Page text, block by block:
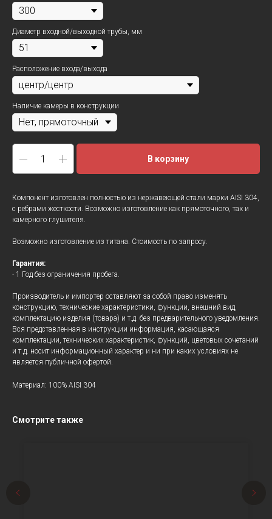
Диаметр входной/выходной трубы, мм
Расположение входа/выхода
Наличие камеры в конструкции
В корзину
Компонент изготовлен полностью из нержавеющей стали марки AISI 304,
с ребрами жесткости. Возможно изготовление как прямоточного, так и
камерного глушителя.
Возможно изготовление из титана. Стоимость по запросу.
Гарантия:
- 1 Год без ограничения пробега.
Производитель и импортер оставляют за собой право изменять
конструкцию, технические характеристики, функции, внешний вид,
комплектацию изделия (товара) и т.д. без предварительного уведомления.
Вся представленная в инструкции информация, касающаяся
комплектации, технических характеристик, функций, цветовых сочетаний
и т.д. носит информационный характер и ни при каких условиях не
является публичной офертой.
Материал: 100% AISI 304
Смотрите также